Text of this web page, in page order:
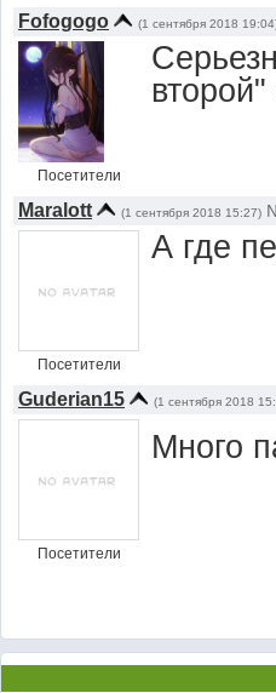
Fofogogo (1 сентября 2018
Посетители
Maralott (1 сентября 2018 15:27)
Посетители
А где
Guderian15 (1 сентября 2018
Посетители
Много